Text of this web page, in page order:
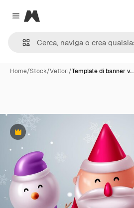
Close menu
Magnific
Home/Stock/Vettori/Template di banner v…
Premium